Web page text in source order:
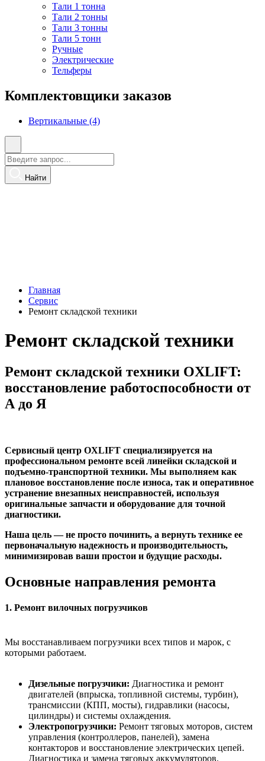
Тали 1 тонна
Тали 2 тонны
Тали 3 тонны
Тали 5 тонн
Ручные
Электрические
Тельферы
Комплектовщики заказов
Вертикальные (4)
Найти
Главная
Сервис
Ремонт складской техники
Ремонт складской техники
Ремонт складской техники OXLIFT:
восстановление работоспособности от
А до Я
Сервисный центр OXLIFT специализируется на
профессиональном ремонте всей линейки складской и
подъемно-транспортной техники. Мы выполняем как
плановое восстановление после износа, так и оперативное
устранение внезапных неисправностей, используя
оригинальные запчасти и оборудование для точной
диагностики.
Наша цель — не просто починить, а вернуть технике ее
первоначальную надежность и производительность,
минимизировав ваши простои и будущие расходы.
Основные направления ремонта
1. Ремонт вилочных погрузчиков
Мы восстанавливаем погрузчики всех типов и марок, с
которыми работаем.
Дизельные погрузчики: Диагностика и ремонт
двигателей (впрыска, топливной системы, турбин),
трансмиссии (КПП, мосты), гидравлики (насосы,
цилиндры) и системы охлаждения.
Электропогрузчики: Ремонт тяговых моторов, систем
управления (контроллеров, панелей), замена
контакторов и восстановление электрических цепей.
Диагностика и замена тяговых аккумуляторов.